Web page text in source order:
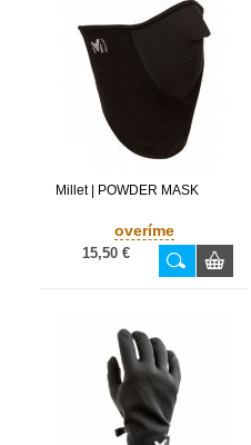
Millet | POWDER MASK
overíme
15,50 €